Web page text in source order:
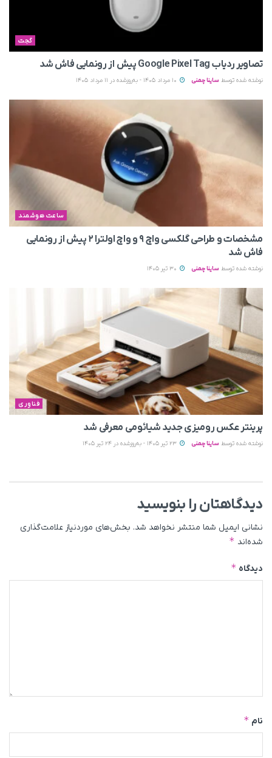
گجت
تصاویر ردیاب Google Pixel Tag پیش از رونمایی فاش شد
نوشته شده توسط ساینا چمنی
ساعت هوشمند
مشخصات و طراحی گلکسی واچ ۹ و واچ اولترا ۲ پیش از رونمایی
فاش شد
نوشته شده توسط ساینا چمنی
فناوری
پرینتر عکس رومیزی جدید شیائومی معرفی شد
نوشته شده توسط ساینا چمنی
دیدگاهتان را بنویسید
نشانی ایمیل شما منتشر نخواهد شد. بخش‌های موردنیاز علامت‌گذاری
شده‌اند *
دیدگاه *
نام *